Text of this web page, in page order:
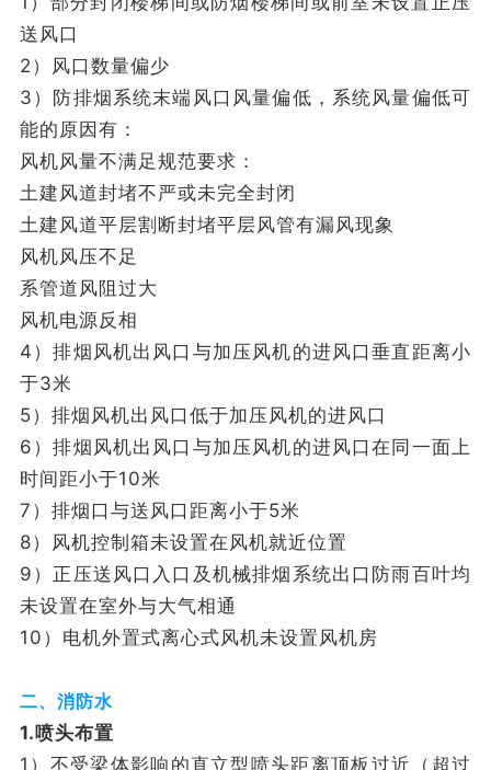
送风口
2）风口数量偏少
3）防排烟系统末端风口风量偏低，系统风量偏低可
能的原因有：
风机风量不满足规范要求：
土建风道封堵不严或未完全封闭
土建风道平层割断封堵平层风管有漏风现象
风机风压不足
系管道风阻过大
风机电源反相
4）排烟风机出风口与加压风机的进风口垂直距离小
于3米
5）排烟风机出风口低于加压风机的进风口
6）排烟风机出风口与加压风机的进风口在同一面上
时间距小于10米
7）排烟口与送风口距离小于5米
8）风机控制箱未设置在风机就近位置
9）正压送风口入口及机械排烟系统出口防雨百叶均
未设置在室外与大气相通
10）电机外置式离心式风机未设置风机房
二、消防水
1.喷头布置
1）不受梁体影响的直立型喷头距离顶板过近（超过